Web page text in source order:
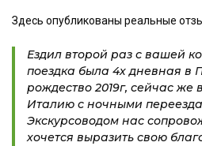
Здесь опубликованы реальные
Ездил второй раз с вашей
поездка была 4х дневная в
рождество 2019г, сейчас же
Италию с ночными
Экскурсоводом нас
хочется выразить свою